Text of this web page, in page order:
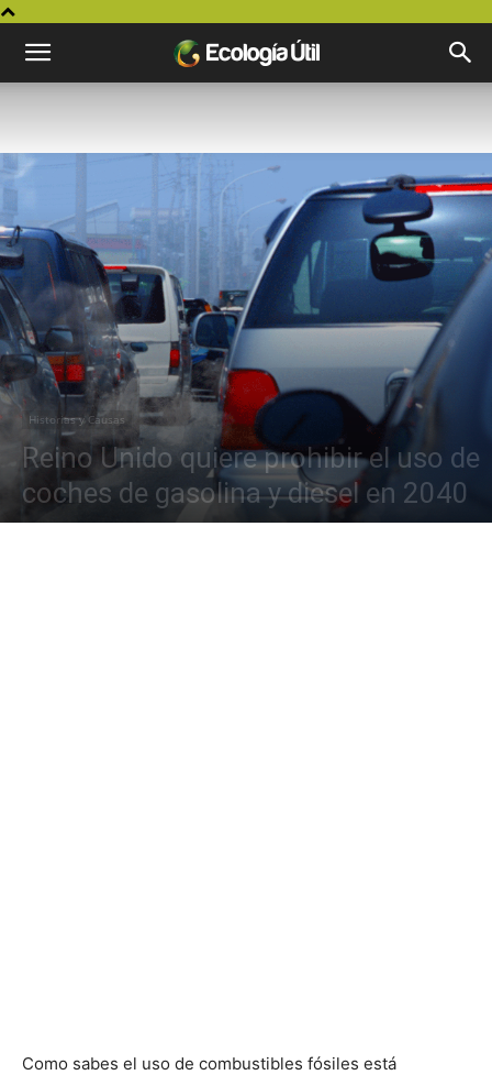
Historias y Causas
Reino Unido quiere prohibir el uso de
coches de gasolina y diesel en 2040
Como sabes el uso de combustibles fósiles está